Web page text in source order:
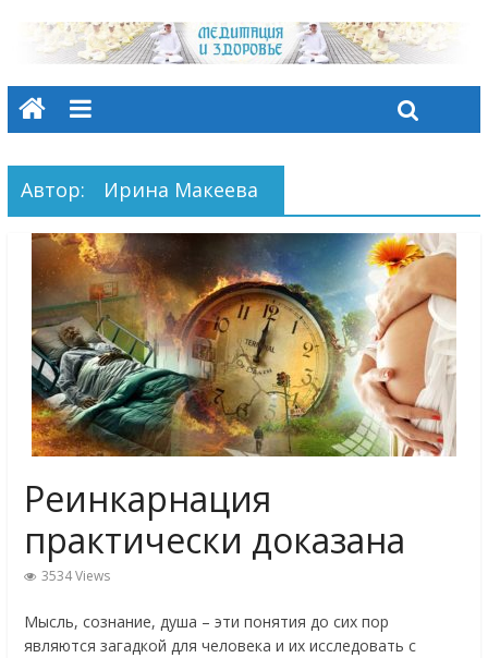
Автор: Ирина Макеева
Реинкарнация
практически доказана
3534 Views
Мысль, сознание, душа – эти понятия до сих пор
являются загадкой для человека и их исследовать с